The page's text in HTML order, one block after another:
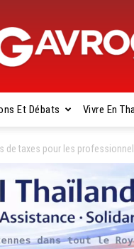
Gavroche
Thaïlande
Et Débats Vivre En
de taxes pour les